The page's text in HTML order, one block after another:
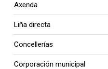
Axenda
Liña directa
Concellerías
Corporación municipal